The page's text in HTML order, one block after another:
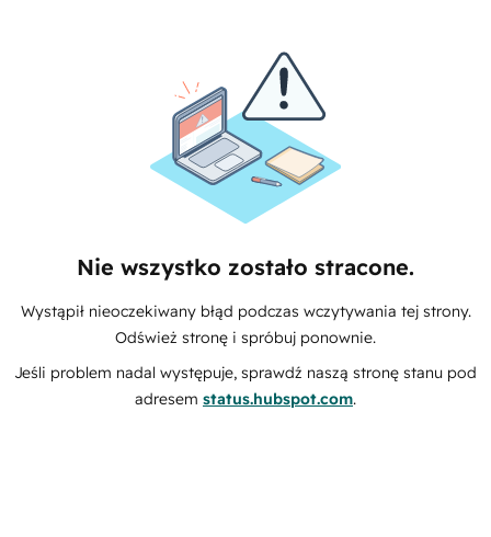
Nie wszystko zostało stracone.
Wystąpił nieoczekiwany błąd podczas wczytywania tej strony.
Odśwież stronę i spróbuj ponownie.
Jeśli problem nadal występuje, sprawdź naszą stronę stanu pod
adresem status.hubspot.com.